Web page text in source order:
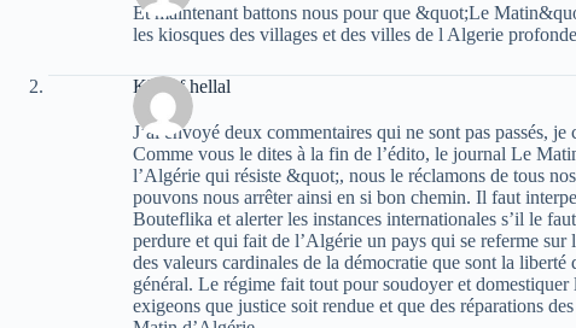
Et maintenant battons nous pour que &quot;Le
les kiosques des villages et des villes de l Algerie
Khelaf hellal
J’ai envoyé deux commentaires qui ne sont pas passés,
Comme vous le dites à la fin de l’édito, le journal Le
l’Algérie qui résiste &quot;, nous le réclamons de tous
pouvons nous arrêter ainsi en si bon chemin. Il faut
Bouteflika et alerter les instances internationales s’il le
perdure et qui fait de l’Algérie un pays qui se referme sur
des valeurs cardinales de la démocratie que sont la liberté
général. Le régime fait tout pour soudoyer et
exigeons que justice soit rendue et que des réparations